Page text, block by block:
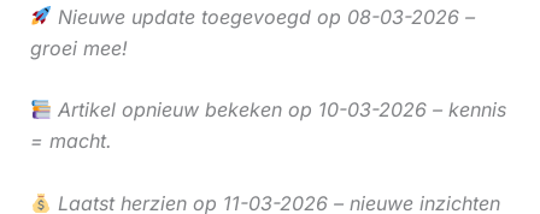
Nieuwe update toegevoegd op 08-03-2026 –
groei mee!
Artikel opnieuw bekeken op 10-03-2026 – kennis
= macht.
Laatst herzien op 11-03-2026 – nieuwe inzichten